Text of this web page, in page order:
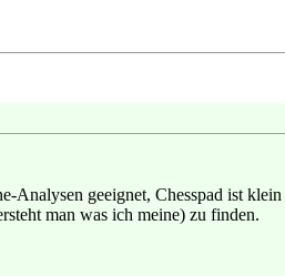
Analysen geeignet, Chesspad ist
man was ich meine) zu finden.